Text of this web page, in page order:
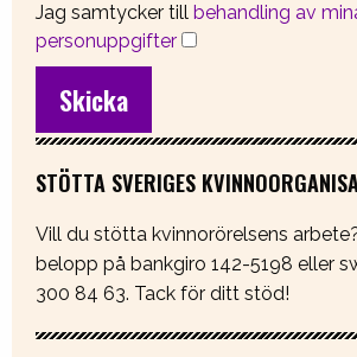
Jag samtycker till behandling av
personuppgifter
STÖTTA SVERIGES
Vill du stötta kvinnorörelsens
belopp på bankgiro 142-5198 eller
300 84 63. Tack för ditt stöd!